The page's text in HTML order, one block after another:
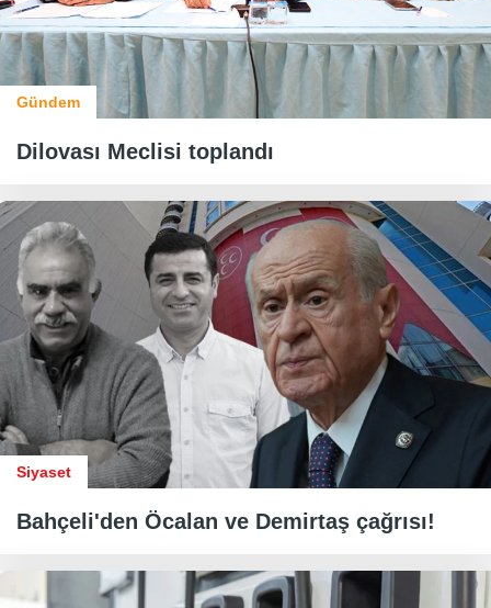
Gündem
Dilovası Meclisi toplandı
Siyaset
Bahçeli'den Öcalan ve Demirtaş çağrısı!